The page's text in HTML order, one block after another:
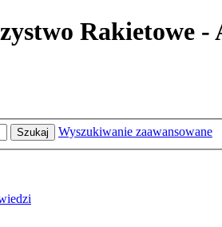
Rakietowe
Szukaj Wyszukiwanie zaawansowane